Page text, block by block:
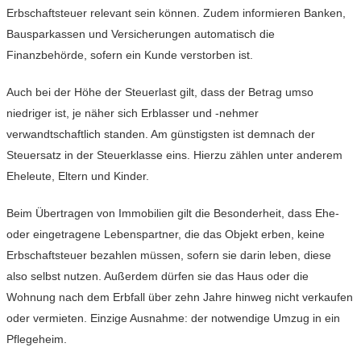
Erbschaftsteuer relevant sein können. Zudem informieren Banken,
Bausparkassen und Versicherungen automatisch die
Finanzbehörde, sofern ein Kunde verstorben ist.
Auch bei der Höhe der Steuerlast gilt, dass der Betrag umso
niedriger ist, je näher sich Erblasser und -nehmer
verwandtschaftlich standen. Am günstigsten ist demnach der
Steuersatz in der Steuerklasse eins. Hierzu zählen unter anderem
Eheleute, Eltern und Kinder.
Beim Übertragen von Immobilien gilt die Besonderheit, dass Ehe-
oder eingetragene Lebenspartner, die das Objekt erben, keine
Erbschaftsteuer bezahlen müssen, sofern sie darin leben, diese
also selbst nutzen. Außerdem dürfen sie das Haus oder die
Wohnung nach dem Erbfall über zehn Jahre hinweg nicht verkaufen
oder vermieten. Einzige Ausnahme: der notwendige Umzug in ein
Pflegeheim.